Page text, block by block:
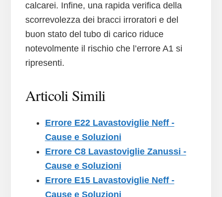
calcarei. Infine, una rapida verifica della
scorrevolezza dei bracci irroratori e del
buon stato del tubo di carico riduce
notevolmente il rischio che l’errore A1 si
ripresenti.
Articoli Simili
Errore E22​ Lavastoviglie Neff -
Cause e Soluzioni
Errore C8 Lavastoviglie Zanussi -
Cause e Soluzioni
Errore E15​ Lavastoviglie Neff -
Cause e Soluzioni